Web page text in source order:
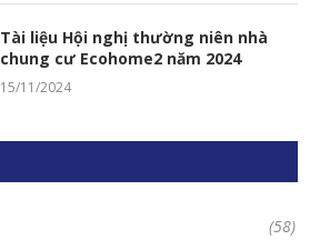
Tài liệu Hội nghị thường niên nhà
chung cư Ecohome2 năm 2024
15/11/2024
(58)